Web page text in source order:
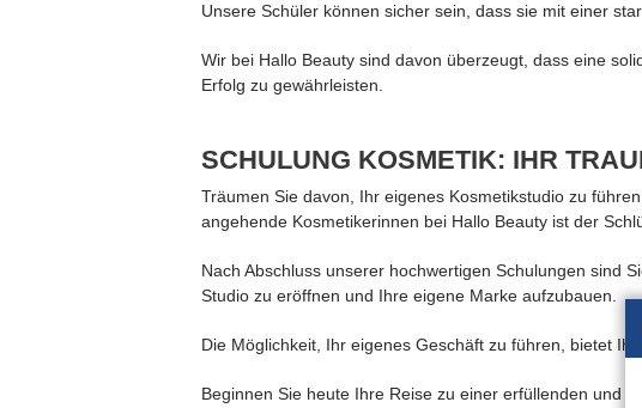
Unsere Schüler können sicher sein, dass sie mit einer
Wir bei Hallo Beauty sind davon überzeugt, dass eine
Erfolg zu gewährleisten.
SCHULUNG KOSMETIK: IHR
Träumen Sie davon, Ihr eigenes Kosmetikstudio zu
angehende Kosmetikerinnen bei Hallo Beauty ist der
Nach Abschluss unserer hochwertigen Schulungen sind
Studio zu eröffnen und Ihre eigene Marke aufzubauen.
Die Möglichkeit, Ihr eigenes Geschäft zu führen, bietet
Beginnen Sie heute Ihre Reise zu einer erfüllenden und